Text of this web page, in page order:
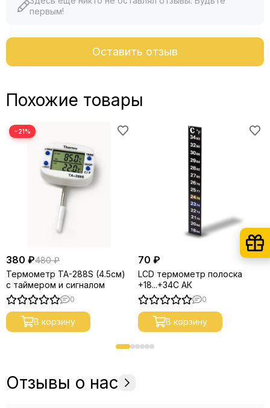
первым!
Оставить отзыв
Похожие товары
−21%
380 ₽480 ₽
Термометр TA-288S (4.5см)
с таймером и сигналом
0
В корзину
70 ₽
LCD термометр полоска
+18...+34С АК
0
В корзину
Отзывы о нас